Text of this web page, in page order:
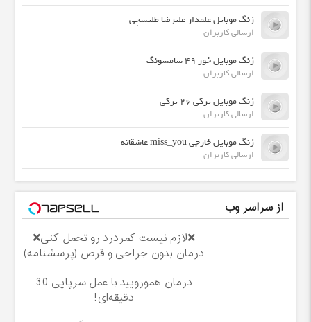
زنگ موبایل علمدار علیرضا طلیسچی
ارسالی کاربران
زنگ موبایل خور ۴۹ سامسونگ
ارسالی کاربران
زنگ موبایل ترکی ٢۶ ترکی
ارسالی کاربران
زنگ موبایل خارجی miss_you عاشقانه
ارسالی کاربران
از سراسر وب
❌لازم نیست کمردرد رو تحمل کنی❌
درمان بدون جراحی و قرص (پرسشنامه)
درمان همورویید با عمل سرپایی 30
دقیقه‌ای!